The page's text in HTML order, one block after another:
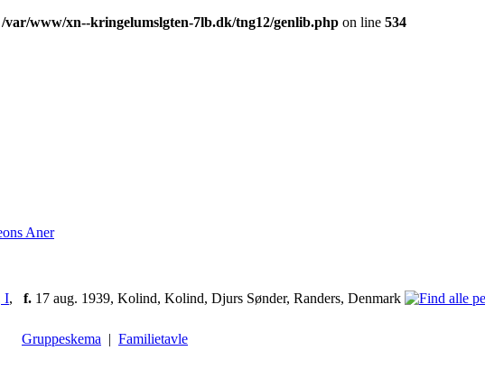
/var/www/xn--kringelumslgten-7lb.dk/tng12/genlib.php on line 534
Aner
I, f. 17 aug. 1939, Kolind, Kolind, Djurs Sønder, Randers, Denmark
Gruppeskema | Familietavle